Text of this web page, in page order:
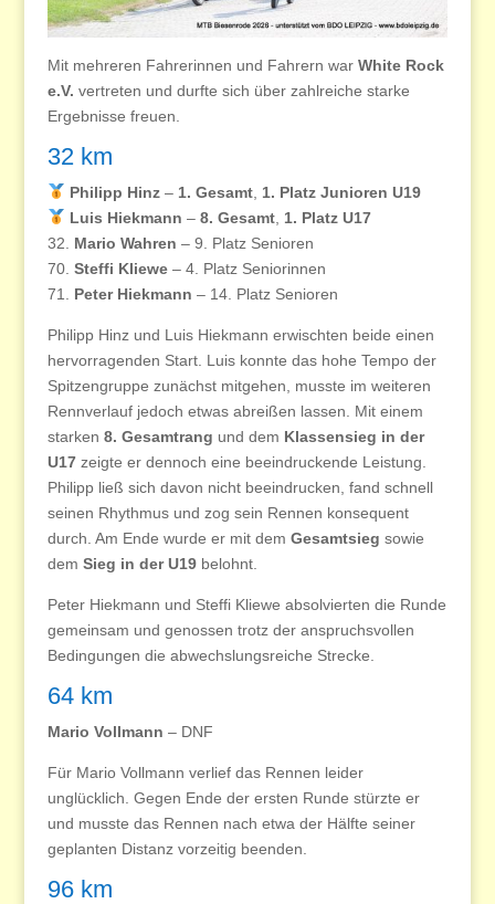
Mit mehreren Fahrerinnen und Fahrern war White Rock
e.V. vertreten und durfte sich über zahlreiche starke
Ergebnisse freuen.
32 km
Philipp Hinz– 1. Gesamt, 1. Platz Junioren U19
Luis Hiekmann – 8. Gesamt, 1. Platz U17
32. Mario Wahren – 9. Platz Senioren
70. Steffi Kliewe– 4. Platz Seniorinnen
71. Peter Hiekmann – 14. Platz Senioren
Philipp Hinz und Luis Hiekmann erwischten beide einen
hervorragenden Start. Luis konnte das hohe Tempo der
Spitzengruppe zunächst mitgehen, musste im weiteren
Rennverlauf jedoch etwas abreißen lassen. Mit einem
starken 8. Gesamtrang und dem Klassensieg in der
U17zeigte er dennoch eine beeindruckende Leistung.
Philipp ließ sich davon nicht beeindrucken, fand schnell
seinen Rhythmus und zog sein Rennen konsequent
durch. Am Ende wurde er mit dem Gesamtsieg sowie
dem Sieg in der U19belohnt.
Peter Hiekmann und Steffi Kliewe absolvierten die Runde
gemeinsam und genossen trotz der anspruchsvollen
Bedingungen die abwechslungsreiche Strecke.
64 km
Mario Vollmann – DNF
Für Mario Vollmann verlief das Rennen leider
unglücklich. Gegen Ende der ersten Runde stürzte er
und musste das Rennen nach etwa der Hälfte seiner
geplanten Distanz vorzeitig beenden.
96 km